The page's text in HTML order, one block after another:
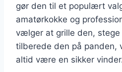
gør den til et populært
amatørkokke og
vælger at grille den, stege
tilberede den på panden,
altid være en sikker